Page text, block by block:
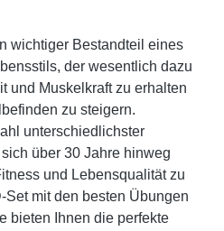
wichtiger Bestandteil eines
der wesentlich dazu
und Muskelkraft zu erhalten
zu steigern.
unterschiedlichster
über 30 Jahre hinweg
und Lebensqualität zu
mit den besten Übungen
bieten Ihnen die perfekte